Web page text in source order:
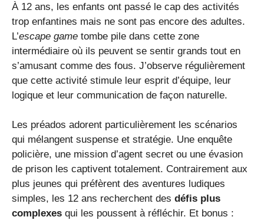
À 12 ans, les enfants ont passé le cap des activités
trop enfantines mais ne sont pas encore des adultes.
L’escape game tombe pile dans cette zone
intermédiaire où ils peuvent se sentir grands tout en
s’amusant comme des fous. J’observe régulièrement
que cette activité stimule leur esprit d’équipe, leur
logique et leur communication de façon naturelle.
Les préados adorent particulièrement les scénarios
qui mélangent suspense et stratégie. Une enquête
policière, une mission d’agent secret ou une évasion
de prison les captivent totalement. Contrairement aux
plus jeunes qui préfèrent des aventures ludiques
simples, les 12 ans recherchent des défis plus
complexes qui les poussent à réfléchir. Et bonus :